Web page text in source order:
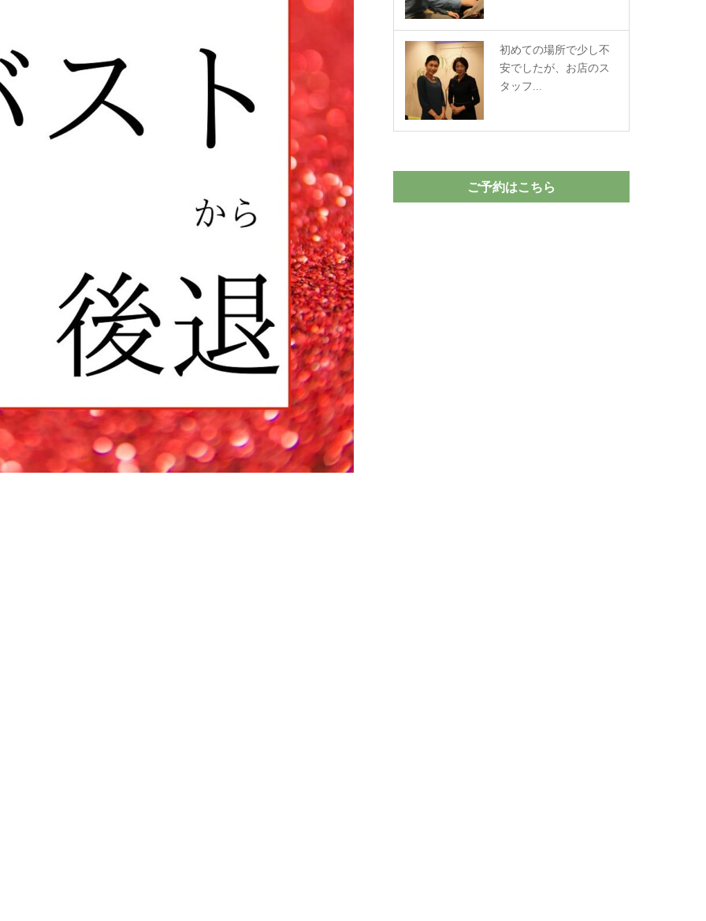
初めての場所で少し不
安でしたが、お店のス
タッフ...
ご予約はこちら